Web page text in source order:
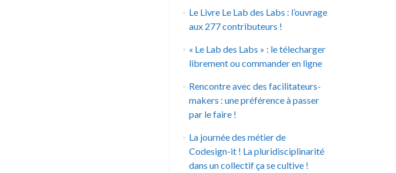
Le Livre Le Lab des Labs : l’ouvrage
aux 277 contributeurs !
« Le Lab des Labs » : le télecharger
librement ou commander en ligne
Rencontre avec des facilitateurs-
makers : une préférence à passer
par le faire !
La journée des métier de
Codesign-it ! La pluridisciplinarité
dans un collectif ça se cultive !